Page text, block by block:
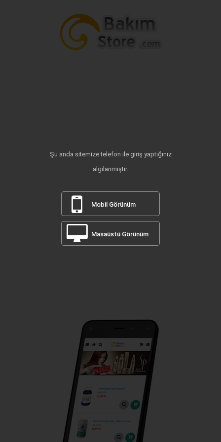
Şu anda sitemize telefon ile giriş yaptığınız
algılanmıştır.
Mobil Görünüm
Masaüstü Görünüm